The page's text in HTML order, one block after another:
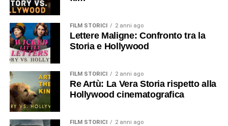
FILM STORICI 2 anni ago
Lettere Maligne: Confronto tra la
Storia e Hollywood
FILM STORICI 2 anni ago
Re Artù: La Vera Storia rispetto alla
Hollywood cinematografica
FILM STORICI 2 anni ago